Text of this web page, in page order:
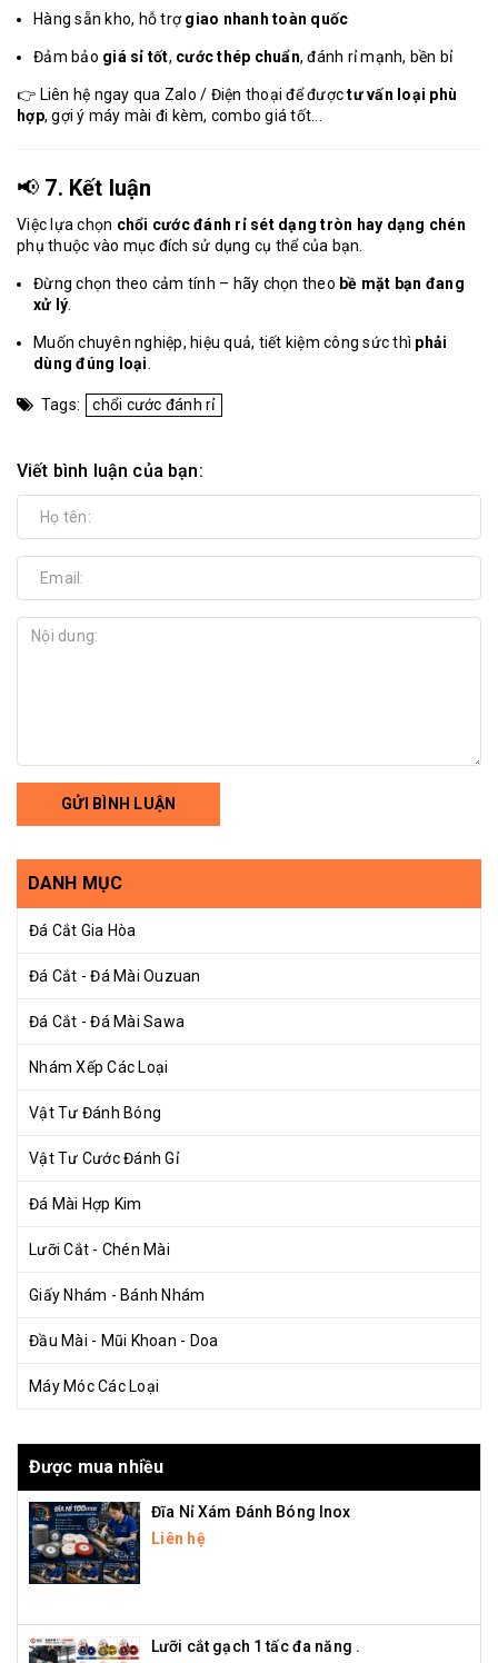
Hàng sẵn kho, hỗ trợgiao nhanh toàn quốc
Đảm bảo giá sỉ tốt, cước thép chuẩn, đánh rỉ mạnh, bền bỉ
👉 Liên hệ ngay qua Zalo / Điện thoại để đượctư vấn loại phù
hợp, gợi ý máy mài đi kèm, combo giá tốt...
📢 7. Kết luận
Việc lựa chọn chổi cước đánh rỉ sét dạng tròn hay dạng chén
phụ thuộc vào mục đích sử dụng cụ thể của bạn.
Đừng chọn theo cảm tính – hãy chọn theo bề mặt bạn đang
xử lý
Muốn chuyên nghiệp, hiệu quả, tiết kiệm công sức thì phải
dùng đúng loại
Tags: chổi cước đánh rỉ
Viết bình luận của bạn:
GỬI BÌNH LUẬN
DANH MỤC
Đá Cắt Gia Hòa
Đá Cắt - Đá Mài Ouzuan
Đá Cắt - Đá Mài Sawa
Nhám Xếp Các Loại
Vật Tư Đánh Bóng
Vật Tư Cước Đánh Gỉ
Đá Mài Hợp Kim
Lưỡi Cắt - Chén Mài
Giấy Nhám - Bánh Nhám
Đầu Mài - Mũi Khoan - Doa
Máy Móc Các Loại
Được mua nhiều
Đĩa Nỉ Xám Đánh Bóng Inox
Liên hệ
Lưỡi cắt gạch 1 tấc đa năng .